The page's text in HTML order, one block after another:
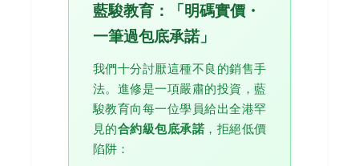
藍駿教育：「明碼實價・
一筆過包底承諾」
我們十分討厭這種不良的銷售手
法。進修是一項嚴肅的投資，藍
駿教育向每一位學員給出全港罕
見的合約級包底承諾 ，拒絕低價
陷阱：